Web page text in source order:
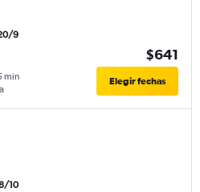
9
min
$641
Elegir fechas
10